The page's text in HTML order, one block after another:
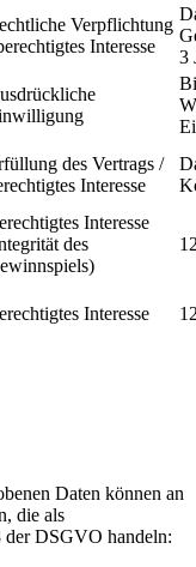
Verpflichtung
Interesse
3
des Vertrags /
Interesse
Interesse
des
Interesse
Daten können an
die als
DSGVO handeln: